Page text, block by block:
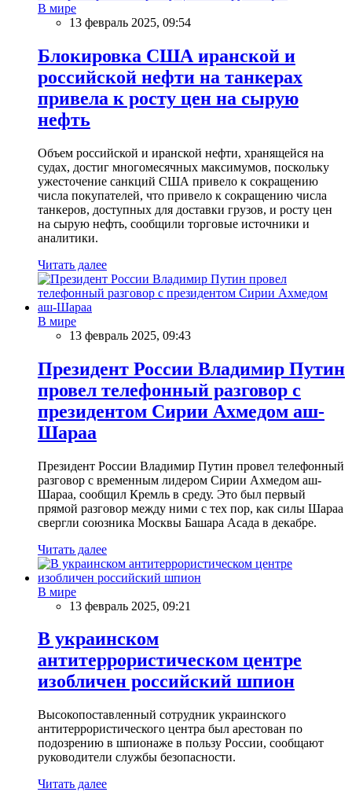
В мире
13 февраль 2025, 09:54
Блокировка США иранской и
российской нефти на танкерах
привела к росту цен на сырую
нефть
Объем российской и иранской нефти, хранящейся на
судах, достиг многомесячных максимумов, поскольку
ужесточение санкций США привело к сокращению
числа покупателей, что привело к сокращению числа
танкеров, доступных для доставки грузов, и росту цен
на сырую нефть, сообщили торговые источники и
аналитики.
Читать далее
В мире
13 февраль 2025, 09:43
Президент России Владимир Путин
провел телефонный разговор с
президентом Сирии Ахмедом аш-
Шараа
Президент России Владимир Путин провел телефонный
разговор с временным лидером Сирии Ахмедом аш-
Шараа, сообщил Кремль в среду. Это был первый
прямой разговор между ними с тех пор, как силы Шараа
свергли союзника Москвы Башара Асада в декабре.
Читать далее
В мире
13 февраль 2025, 09:21
В украинском
антитеррористическом центре
изобличен российский шпион
Высокопоставленный сотрудник украинского
антитеррористического центра был арестован по
подозрению в шпионаже в пользу России, сообщают
руководители службы безопасности.
Читать далее